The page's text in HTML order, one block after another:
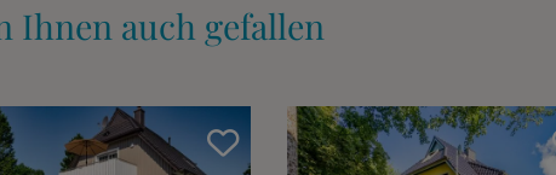
Ihnen auch gefallen